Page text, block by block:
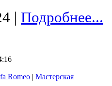
| Подробнее...
Romeo | Мастерская